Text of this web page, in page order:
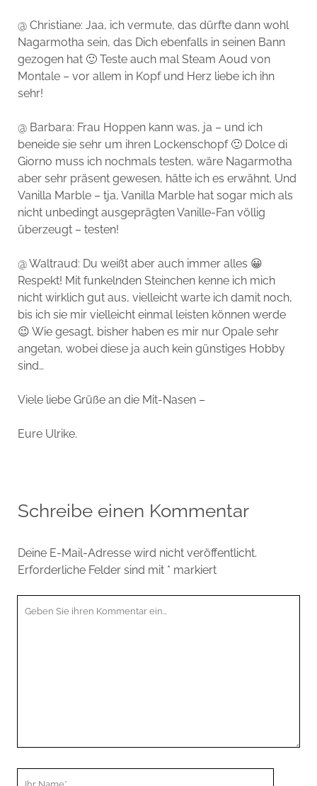
@ Christiane: Jaa, ich vermute, das dürfte dann wohl
Nagarmotha sein, das Dich ebenfalls in seinen Bann
gezogen hat 🙂 Teste auch mal Steam Aoud von
Montale – vor allem in Kopf und Herz liebe ich ihn
sehr!
@ Barbara: Frau Hoppen kann was, ja – und ich
beneide sie sehr um ihren Lockenschopf 🙂 Dolce di
Giorno muss ich nochmals testen, wäre Nagarmotha
aber sehr präsent gewesen, hätte ich es erwähnt. Und
Vanilla Marble – tja, Vanilla Marble hat sogar mich als
nicht unbedingt ausgeprägten Vanille-Fan völlig
überzeugt – testen!
@ Waltraud: Du weißt aber auch immer alles 😀
Respekt! Mit funkelnden Steinchen kenne ich mich
nicht wirklich gut aus, vielleicht warte ich damit noch,
bis ich sie mir vielleicht einmal leisten können werde
😉 Wie gesagt, bisher haben es mir nur Opale sehr
angetan, wobei diese ja auch kein günstiges Hobby
sind…
Viele liebe Grüße an die Mit-Nasen –
Eure Ulrike.
Schreibe einen Kommentar
Deine E-Mail-Adresse wird nicht veröffentlicht.
Erforderliche Felder sind mit * markiert